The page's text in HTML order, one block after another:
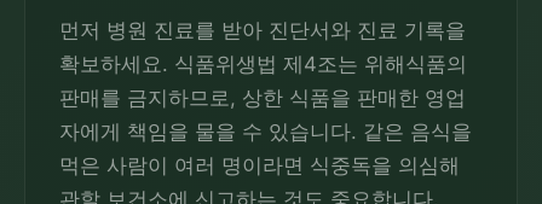
먼저 병원 진료를 받아 진단서와 진료 기록을
확보하세요. 식품위생법 제4조는 위해식품의
판매를 금지하므로, 상한 식품을 판매한 영업
자에게 책임을 물을 수 있습니다. 같은 음식을
먹은 사람이 여러 명이라면 식중독을 의심해
관할 보건소에 신고하는 것도 중요합니다.